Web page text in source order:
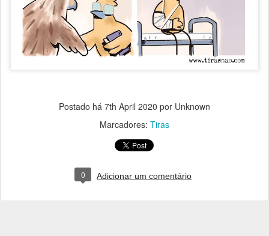
Postado há 7th April 2020 por Unknown
Marcadores: Tiras
0 Adicionar um comentário